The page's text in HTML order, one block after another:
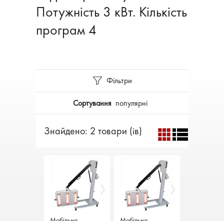
Потужність 3 кВт. Кількість
програм 4
Фільтри
Сортування популярні
Знайдено: 2 товари (ів)